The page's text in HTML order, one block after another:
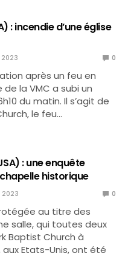
: incendie d’une église
2023 0
après un feu en
la VMC a subi un
du matin. Il s’agit de
le feu…
: une enquête
historique
2023 0
au titre des
salle, qui toutes deux
Baptist Church à
Etats-Unis, ont été